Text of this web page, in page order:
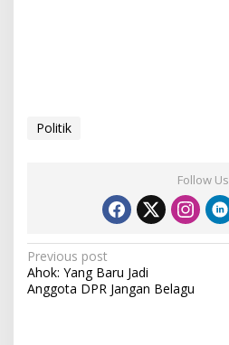
Politik
Follow Us
P
o
Previous post
Ahok: Yang Baru Jadi
Anggota DPR Jangan Belagu